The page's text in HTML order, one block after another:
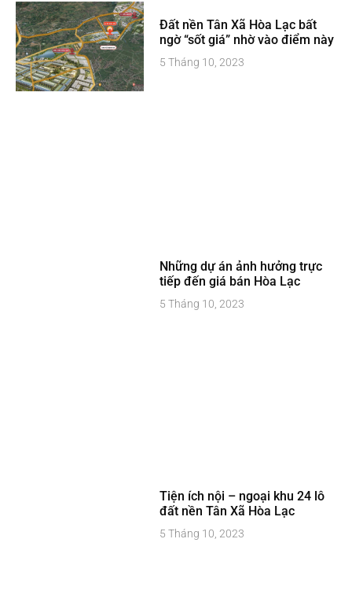
Đất nền Tân Xã Hòa Lạc bất
ngờ “sốt giá” nhờ vào điểm này
5 Tháng 10, 2023
Những dự án ảnh hưởng trực
tiếp đến giá bán Hòa Lạc
5 Tháng 10, 2023
Tiện ích nội – ngoại khu 24 lô
đất nền Tân Xã Hòa Lạc
5 Tháng 10, 2023